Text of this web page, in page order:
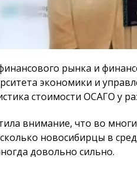
рынка и
экономики и
стоимости ОСАГО у
внимание, что во
новосибирцы в
довольно сильно.